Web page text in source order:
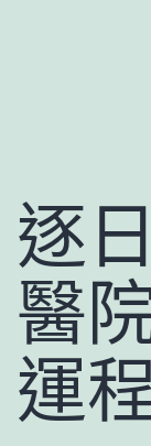
逐
醫
運程